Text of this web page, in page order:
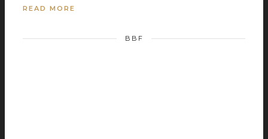
READ MORE
BBF